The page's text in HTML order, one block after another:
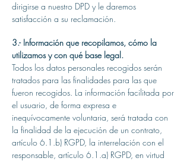
dirigirse a nuestro DPD y le daremos
satisfacción a su reclamación.
3.- Información que recopilamos, cómo la
utilizamos y con qué base legal.
Todos los datos personales recogidos serán
tratados para las finalidades para las que
fueron recogidos. La información facilitada por
el usuario, de forma expresa e
inequívocamente voluntaria, será tratada con
la finalidad de la ejecución de un contrato,
artículo 6.1.b) RGPD, la interrelación con el
responsable, artículo 6.1.a) RGPD, en virtud